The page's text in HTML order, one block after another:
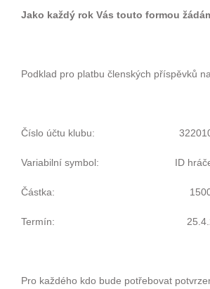
Jako každý rok Vás touto formou
Podklad pro platbu členských příspěvků
Číslo účtu klubu:
Variabilní symbol: ID hráče –
Částka: 1500
Termín:
Pro každého kdo bude potřebovat